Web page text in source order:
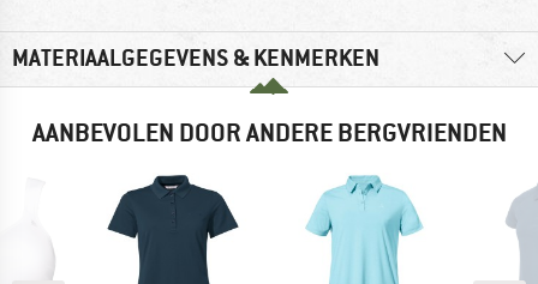
MATERIAALGEGEVENS & KENMERKEN
AANBEVOLEN DOOR ANDERE BERGVRIENDEN